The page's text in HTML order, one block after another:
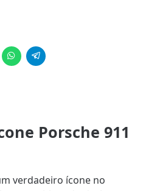
Porsche 911
verdadeiro ícone no